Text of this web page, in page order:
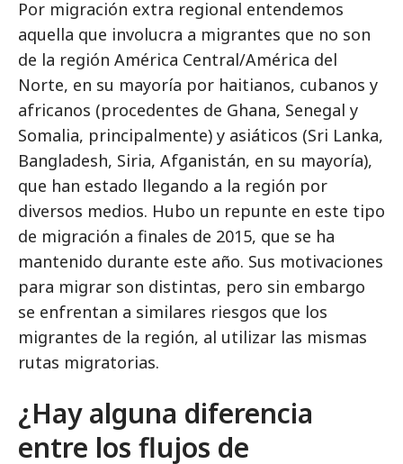
Por migración extra regional entendemos
aquella que involucra a migrantes que no son
de la región América Central/América del
Norte, en su mayoría por haitianos, cubanos y
africanos (procedentes de Ghana, Senegal y
Somalia, principalmente) y asiáticos (Sri Lanka,
Bangladesh, Siria, Afganistán, en su mayoría),
que han estado llegando a la región por
diversos medios. Hubo un repunte en este tipo
de migración a finales de 2015, que se ha
mantenido durante este año. Sus motivaciones
para migrar son distintas, pero sin embargo
se enfrentan a similares riesgos que los
migrantes de la región, al utilizar las mismas
rutas migratorias.
¿Hay alguna diferencia
entre los flujos de